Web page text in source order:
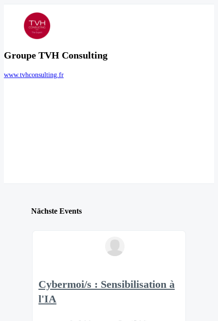
Groupe TVH Consulting
www.tvhconsulting.fr
Nächste Events
Cybermoi/s : Sensibilisation à
l'IA